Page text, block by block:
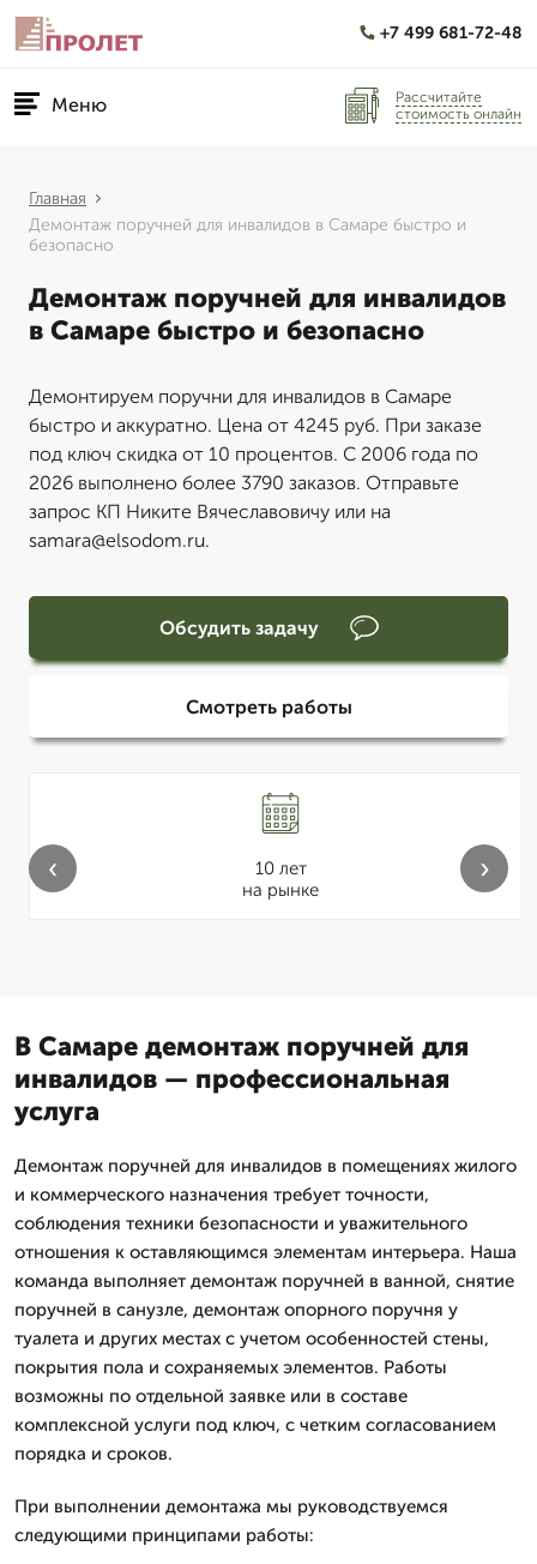
+7 499 681-72-48
Меню
Рассчитайте
стоимость онлайн
Главная
Демонтаж поручней для инвалидов в Самаре быстро и
безопасно
Демонтаж поручней для инвалидов
в Самаре быстро и безопасно
Демонтируем поручни для инвалидов в Самаре
быстро и аккуратно. Цена от 4245 руб. При заказе
под ключ скидка от 10 процентов. С 2006 года по
2026 выполнено более 3790 заказов. Отправьте
запрос КП Никите Вячеславовичу или на
samara@elsodom.ru.
Обсудить задачу
Смотреть работы
10 лет
на рынке
‹ ›
В Самаре демонтаж поручней для
инвалидов — профессиональная
услуга
Демонтаж поручней для инвалидов в помещениях жилого
и коммерческого назначения требует точности,
соблюдения техники безопасности и уважительного
отношения к оставляющимся элементам интерьера. Наша
команда выполняет демонтаж поручней в ванной, снятие
поручней в санузле, демонтаж опорного поручня у
туалета и других местах с учетом особенностей стены,
покрытия пола и сохраняемых элементов. Работы
возможны по отдельной заявке или в составе
комплексной услуги под ключ, с четким согласованием
порядка и сроков.
При выполнении демонтажа мы руководствуемся
следующими принципами работы: